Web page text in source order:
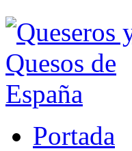
Portada